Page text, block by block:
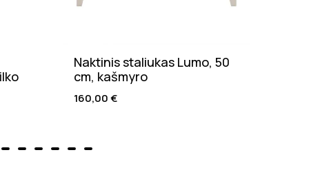
Naktinis staliukas Lumo, 50
cm, kašmyro
160,00€